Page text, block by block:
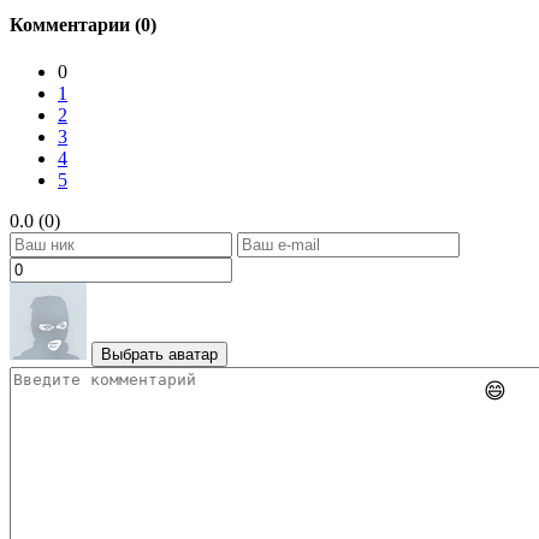
Комментарии (0)
0
1
2
3
4
5
0.0 (0)
Выбрать аватар
😄